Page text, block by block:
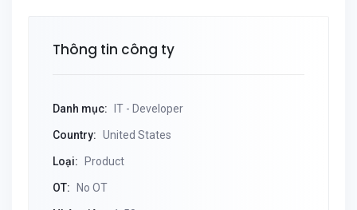
Thông tin công ty
Danh mục: IT - Developer
Country: United States
Loại: Product
OT: No OT